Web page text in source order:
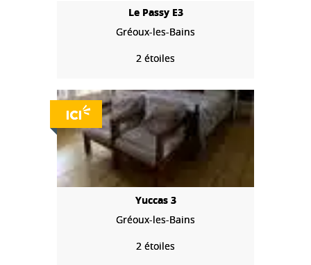
Le Passy E3
Gréoux-les-Bains
2 étoiles
Yuccas 3
Gréoux-les-Bains
2 étoiles